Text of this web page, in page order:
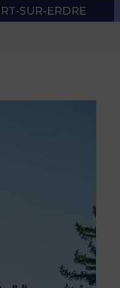
SUR-ERDRE